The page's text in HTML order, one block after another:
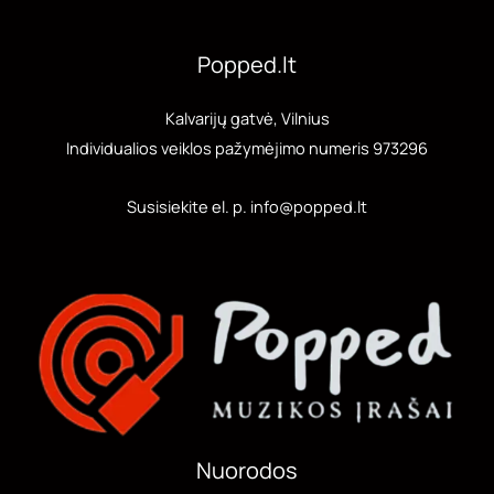
Popped.lt
Kalvarijų gatvė, Vilnius
Individualios veiklos pažymėjimo numeris 973296
Susisiekite el. p. info@popped.lt
Nuorodos